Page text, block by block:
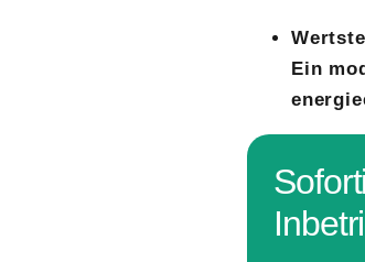
Ein